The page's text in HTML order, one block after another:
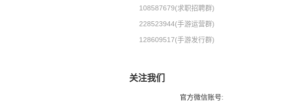
108587679(求职招聘群)
228523944(手游运营群)
128609517(手游发行群)
关注我们
官方微信账号: